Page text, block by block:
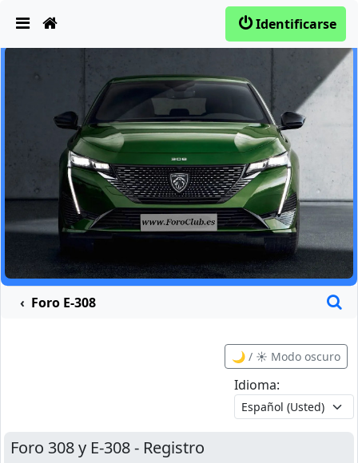
Identificarse
Foro E-308
🌙 / ☀️ Modo oscuro
Idioma:
Foro 308 y E-308 - Registro